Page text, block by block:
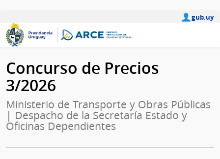
gub.uy
Concurso de Precios
3/2026
Ministerio de Transporte y Obras Públicas
| Despacho de la Secretaría Estado y
Oficinas Dependientes